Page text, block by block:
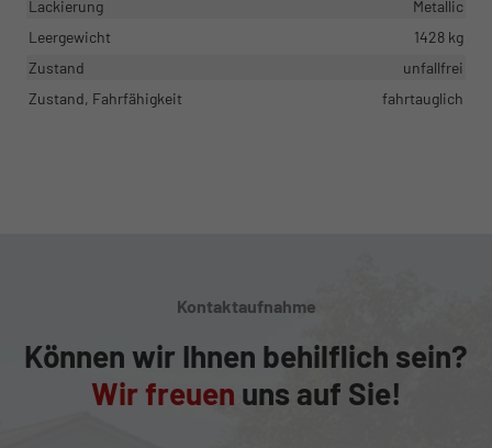
Lackierung
Metallic
Leergewicht
1428 kg
Zustand
unfallfrei
Zustand, Fahrfähigkeit
fahrtauglich
Kontaktaufnahme
Können wir Ihnen behilflich sein?
Wir freuen uns auf Sie!